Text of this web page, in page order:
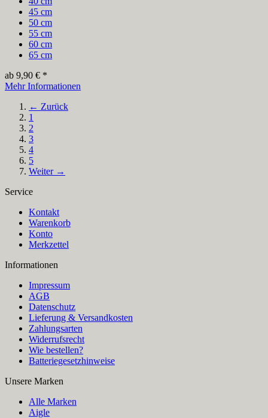
45 cm
50 cm
55 cm
60 cm
65 cm
ab 9,90 € *
Mehr Informationen
← Zurück
1
2
3
4
5
Weiter →
Service
Kontakt
Warenkorb
Konto
Merkzettel
Informationen
Impressum
AGB
Datenschutz
Lieferung & Versandkosten
Zahlungsarten
Widerrufsrecht
Wie bestellen?
Batteriegesetzhinweise
Unsere Marken
Alle Marken
Aigle